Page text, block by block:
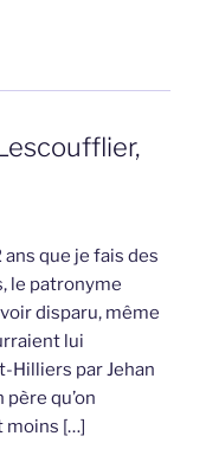
que je fais des
le patronyme
disparu, même
lui
Hilliers par Jehan
qu’on
moins […]